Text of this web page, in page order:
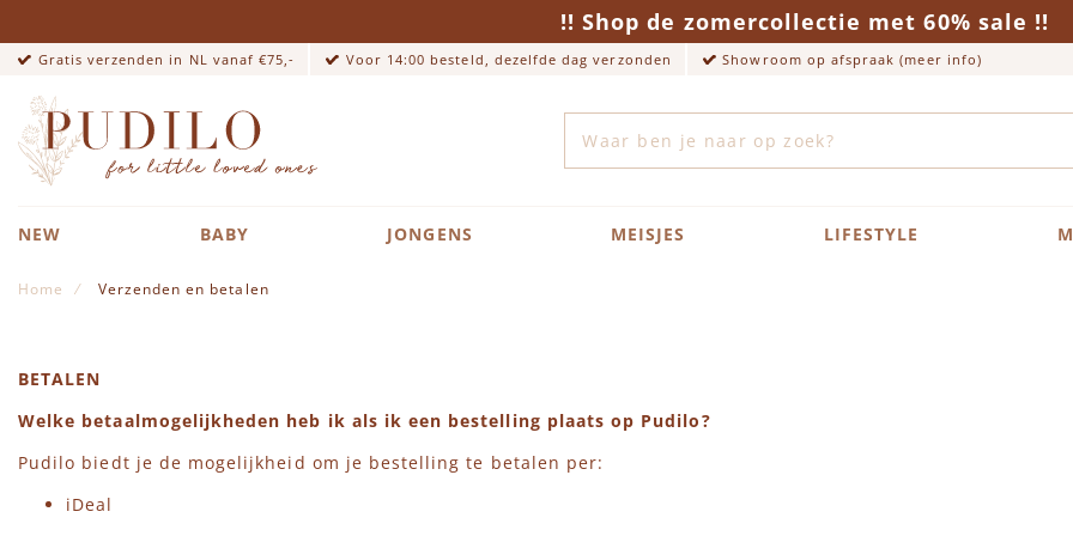
!! Shop de zomercollectie met 60% sale !!
Gratis verzenden in NL vanaf €75,- Voor 14:00 besteld, dezelfde dag verzonden Showroom op afspraak (meer info)
NEW BABY JONGENS MEISJES LIFESTYLE
Home Verzenden en betalen
BETALEN
Welke betaalmogelijkheden heb ik als ik een bestelling plaats op Pudilo?
Pudilo biedt je de mogelijkheid om je bestelling te betalen per:
iDeal